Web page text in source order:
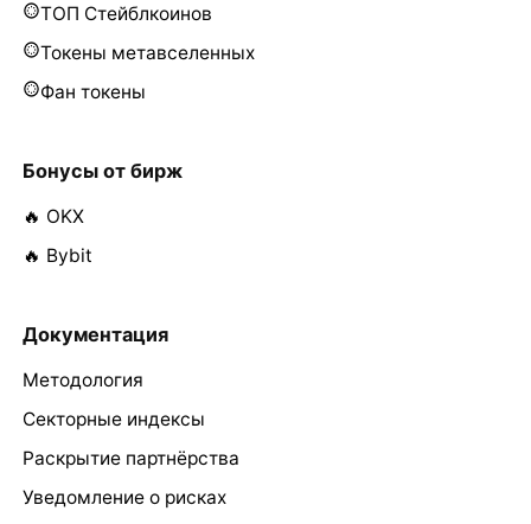
ТОП Стейблкоинов
Токены метавселенных
Фан токены
Бонусы от бирж
🔥 OKX
🔥 Bybit
Документация
Методология
Секторные индексы
Раскрытие партнёрства
Уведомление о рисках